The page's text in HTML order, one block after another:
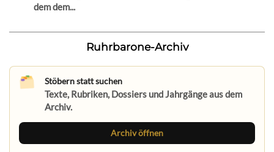
dem dem...
Ruhrbarone-Archiv
Stöbern statt suchen
Texte, Rubriken, Dossiers und Jahrgänge aus dem
Archiv.
Archiv öffnen